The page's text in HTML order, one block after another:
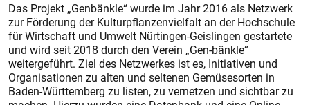
Das Projekt „Genbänkle“ wurde im Jahr 2016 als Netzwerk
zur Förderung der Kulturpflanzenvielfalt an der Hochschule
für Wirtschaft und Umwelt Nürtingen-Geislingen gestartete
und wird seit 2018 durch den Verein „Gen-bänkle“
weitergeführt. Ziel des Netzwerkes ist es, Initiativen und
Organisationen zu alten und seltenen Gemüsesorten in
Baden-Württemberg zu listen, zu vernetzen und sichtbar zu